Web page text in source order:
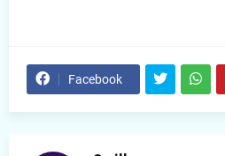
Facebook